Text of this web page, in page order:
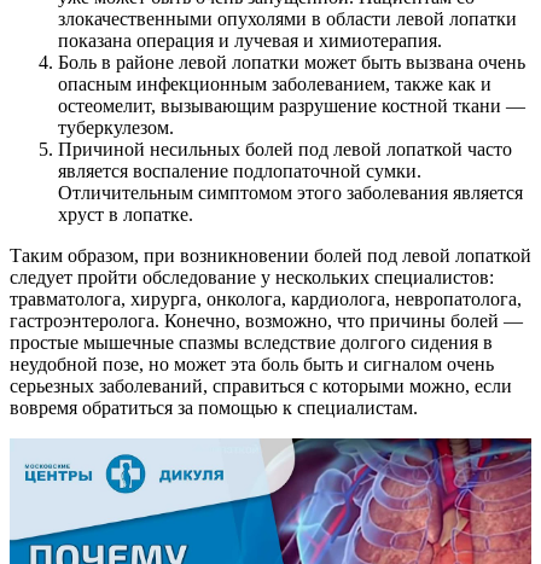
злокачественными опухолями в области левой лопатки
показана операция и лучевая и химиотерапия.
Боль в районе левой лопатки может быть вызвана очень
опасным инфекционным заболеванием, также как и
остеомелит, вызывающим разрушение костной ткани —
туберкулезом.
Причиной несильных болей под левой лопаткой часто
является воспаление подлопаточной сумки.
Отличительным симптомом этого заболевания является
хруст в лопатке.
Таким образом, при возникновении болей под левой лопаткой
следует пройти обследование у нескольких специалистов:
травматолога, хирурга, онколога, кардиолога, невропатолога,
гастроэнтеролога. Конечно, возможно, что причины болей —
простые мышечные спазмы вследствие долгого сидения в
неудобной позе, но может эта боль быть и сигналом очень
серьезных заболеваний, справиться с которыми можно, если
вовремя обратиться за помощью к специалистам.